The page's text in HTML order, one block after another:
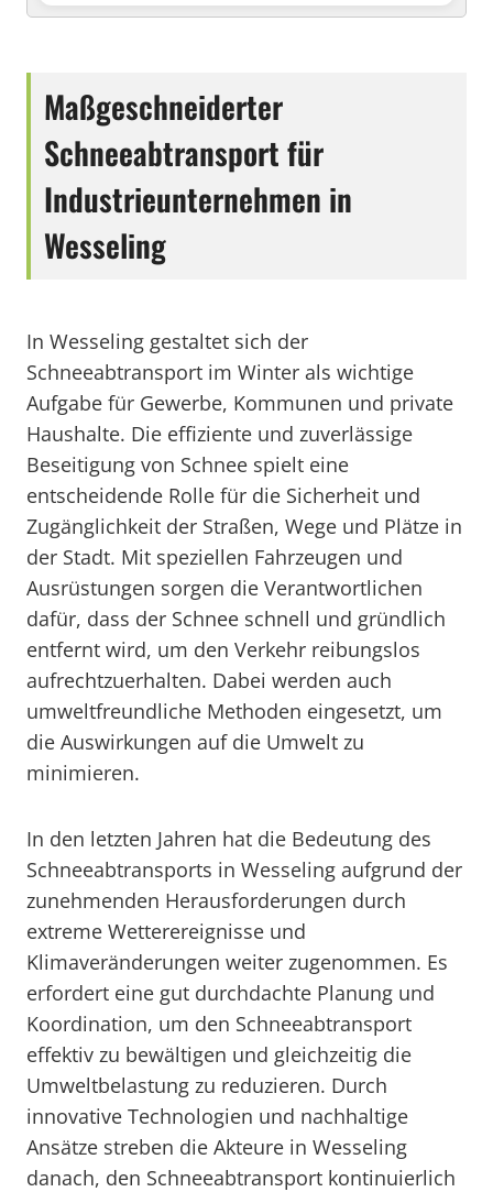
Maßgeschneiderter
Schneeabtransport für
Industrieunternehmen in
Wesseling
In Wesseling gestaltet sich der
Schneeabtransport im Winter als wichtige
Aufgabe für Gewerbe, Kommunen und private
Haushalte. Die effiziente und zuverlässige
Beseitigung von Schnee spielt eine
entscheidende Rolle für die Sicherheit und
Zugänglichkeit der Straßen, Wege und Plätze in
der Stadt. Mit speziellen Fahrzeugen und
Ausrüstungen sorgen die Verantwortlichen
dafür, dass der Schnee schnell und gründlich
entfernt wird, um den Verkehr reibungslos
aufrechtzuerhalten. Dabei werden auch
umweltfreundliche Methoden eingesetzt, um
die Auswirkungen auf die Umwelt zu
minimieren.
In den letzten Jahren hat die Bedeutung des
Schneeabtransports in Wesseling aufgrund der
zunehmenden Herausforderungen durch
extreme Wetterereignisse und
Klimaveränderungen weiter zugenommen. Es
erfordert eine gut durchdachte Planung und
Koordination, um den Schneeabtransport
effektiv zu bewältigen und gleichzeitig die
Umweltbelastung zu reduzieren. Durch
innovative Technologien und nachhaltige
Ansätze streben die Akteure in Wesseling
danach, den Schneeabtransport kontinuierlich